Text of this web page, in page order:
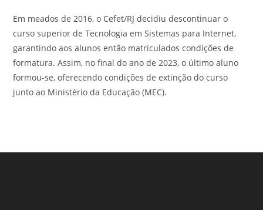
Em meados de 2016, o Cefet/RJ decidiu descontinuar o
curso superior de Tecnologia em Sistemas para Internet,
garantindo aos alunos então matriculados condições de
formatura. Assim, no final do ano de 2023, o último aluno
formou-se, oferecendo condições de extinção do curso
junto ao Ministério da Educação (MEC).